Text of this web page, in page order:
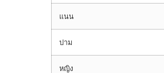
แนน
ปาม
หญิง